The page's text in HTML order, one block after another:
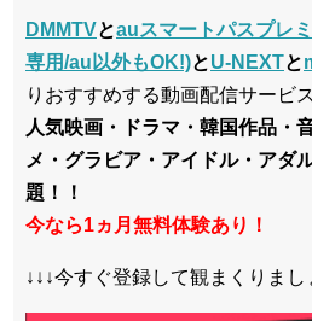
DMMTVとauスマートパスプレ
専用/au以外もOK!)とU-NEXTと
りおすすめする動画配信サービ
人気映画・ドラマ・韓国作品・
メ・グラビア・アイドル・アダ
題！！
今なら1ヵ月無料体験あり！
↓↓↓今すぐ登録して観まくりまし